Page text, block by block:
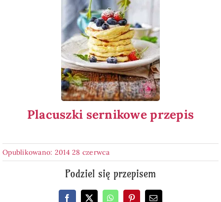
Placuszki sernikowe przepis
Opublikowano: 2014 28 czerwca
Podziel się przepisem